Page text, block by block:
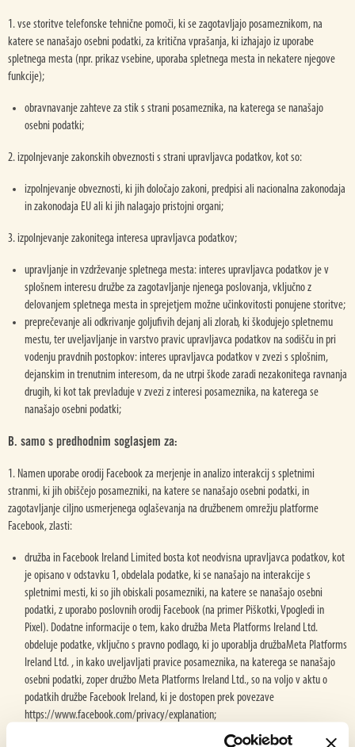
1. vse storitve telefonske tehnične pomoči, ki se zagotavljajo posameznikom, na
katere se nanašajo osebni podatki, za kritična vprašanja, ki izhajajo iz uporabe
spletnega mesta (npr. prikaz vsebine, uporaba spletnega mesta in nekatere njegove
funkcije);
obravnavanje zahteve za stik s strani posameznika, na katerega se nanašajo
osebni podatki;
2. izpolnjevanje zakonskih obveznosti s strani upravljavca podatkov, kot so:
izpolnjevanje obveznosti, ki jih določajo zakoni, predpisi ali nacionalna zakonodaja
in zakonodaja EU ali ki jih nalagajo pristojni organi;
3. izpolnjevanje zakonitega interesa upravljavca podatkov;
upravljanje in vzdrževanje spletnega mesta: interes upravljavca podatkov je v
splošnem interesu družbe za zagotavljanje njenega poslovanja, vključno z
delovanjem spletnega mesta in sprejetjem možne učinkovitosti ponujene storitve;
preprečevanje ali odkrivanje goljufivih dejanj ali zlorab, ki škodujejo spletnemu
mestu, ter uveljavljanje in varstvo pravic upravljavca podatkov na sodišču in pri
vodenju pravdnih postopkov: interes upravljavca podatkov v zvezi s splošnim,
dejanskim in trenutnim interesom, da ne utrpi škode zaradi nezakonitega ravnanja
drugih, ki kot tak prevladuje v zvezi z interesi posameznika, na katerega se
nanašajo osebni podatki;
B. samo s predhodnim soglasjem za:
1. Namen uporabe orodij Facebook za merjenje in analizo interakcij s spletnimi
stranmi, ki jih obiščejo posamezniki, na katere se nanašajo osebni podatki, in
zagotavljanje ciljno usmerjenega oglaševanja na družbenem omrežju platforme
Facebook, zlasti:
družba in Facebook Ireland Limited bosta kot neodvisna upravljavca podatkov, kot
je opisano v odstavku 1, obdelala podatke, ki se nanašajo na interakcije s
spletnimi mesti, ki so jih obiskali posamezniki, na katere se nanašajo osebni
podatki, z uporabo poslovnih orodij Facebook (na primer Piškotki, Vpogledi in
Pixel). Dodatne informacije o tem, kako družba Meta Platforms Ireland Ltd.
obdeluje podatke, vključno s pravno podlago, ki jo uporablja družbaMeta Platforms
Ireland Ltd. , in kako uveljavljati pravice posameznika, na katerega se nanašajo
osebni podatki, zoper družbo Meta Platforms Ireland Ltd., so na voljo v aktu o
podatkih družbe Facebook Ireland, ki je dostopen prek povezave
https://www.facebook.com/privacy/explanation;
spletno mesto družbe Mutti zlasti uporablja t. i. socialne vtičnike. Socialni vtičniki